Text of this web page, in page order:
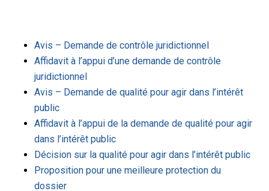
Avis – Demande de contrôle juridictionnel
Affidavit à l’appui d’une demande de contrôle
juridictionnel
Avis – Demande de qualité pour agir dans l’intérêt
public
Affidavit à l’appui de la demande de qualité pour agir
dans l’intérêt public
Décision sur la qualité pour agir dans l’intérêt public
Proposition pour une meilleure protection du
dossier